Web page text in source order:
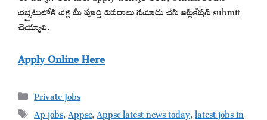
వెబ్సైటులోకి వెళ్లి మీ పూర్తి వివరాలు నమోదు చేసి అప్లికేషన్ submit
చెయ్యాలి.
Apply Online Here
Categories
Private Jobs
Tags
Ap jobs,Appsc,Appsc latest news today,latest jobs in